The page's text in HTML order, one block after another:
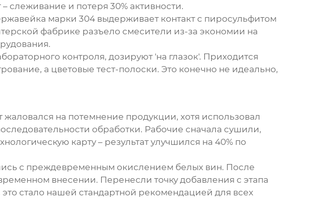
слеживание и потеря 30% активности.
марки 304 выдерживает контакт с пиросульфитом
фабрике разъело смесители из-за экономии на
контроля, дозируют 'на глазок'. Приходится
а цветовые тест-полоски. Это конечно не идеально,
на потемнение продукции, хотя использовал
обработки. Рабочие сначала сушили,
карту – результат улучшился на 40% по
с преждевременным окислением белых вин. После
внесении. Перенесли точку добавления с этапа
стало нашей стандартной рекомендацией для всех